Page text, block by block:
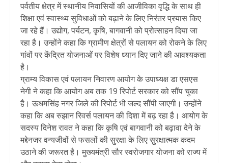
पर्वतीय क्षेत्र में स्थानीय निवासियों की आजीविका वृद्धि के साथ ही
शिक्षा एवं स्वास्थ्य सुविधाओं को बढ़ाने के लिए निरंतर प्रयास किए
जा रहे हैं। उद्योग, पर्यटन, कृषि, बागवानी को प्रोत्साहन दिया जा
रहा है। उन्होंने कहा कि ग्रामीण क्षेत्रों से पलायन को रोकने के लिए
गांवों पर केंद्रित योजनाओं पर विशेष ध्यान दिए जाने की आवश्यकता
है।
ग्राम्य विकास एवं पलायन निवारण आयोग के उपाध्यक्ष डा एसएस
नेगी ने कहा कि आयोग अब तक 19 रिपोर्ट सरकार को सौंप चुका
है। ऊधमसिंह नगर जिले की रिपोर्ट भी जल्द सौंपी जाएगी। उन्होंने
कहा कि अब रुझान रिवर्स पलायन की दिशा में बढ़ रहा है। आयोग के
सदस्य दिनेश रावत ने कहा कि कृषि एवं बागवानी को बढ़ावा देने के
मद्देनजर वन्यजीवों से फसलों की सुरक्षा के लिए सुरक्षात्मक कदम
उठाने की जरूरत है। मुख्यमंत्री सौर स्वरोजगार योजना को राज्य में